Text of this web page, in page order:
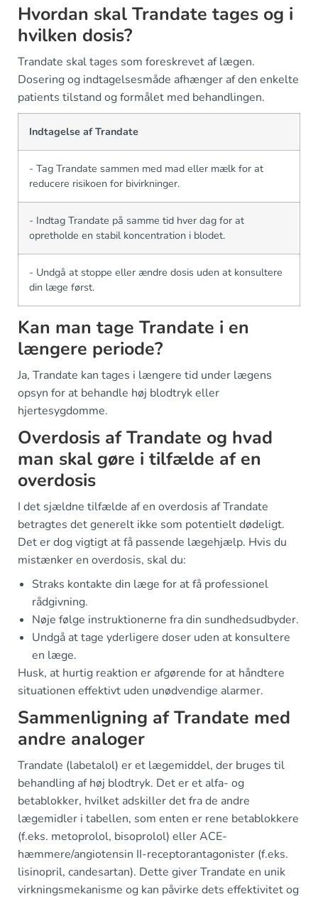
Hvordan skal Trandate tages og i
hvilken dosis?
Trandate skal tages som foreskrevet af lægen.
Dosering og indtagelsesmåde afhænger af den enkelte
patients tilstand og formålet med behandlingen.
Indtagelse af Trandate
- Tag Trandate sammen med mad eller mælk for at
reducere risikoen for bivirkninger.
- Indtag Trandate på samme tid hver dag for at
opretholde en stabil koncentration i blodet.
- Undgå at stoppe eller ændre dosis uden at konsultere
din læge først.
Kan man tage Trandate i en
længere periode?
Ja, Trandate kan tages i længere tid under lægens
opsyn for at behandle høj blodtryk eller
hjertesygdomme.
Overdosis af Trandate og hvad
man skal gøre i tilfælde af en
overdosis
I det sjældne tilfælde af en overdosis af Trandate
betragtes det generelt ikke som potentielt dødeligt.
Det er dog vigtigt at få passende lægehjælp. Hvis du
mistænker en overdosis, skal du:
Straks kontakte din læge for at få professionel
rådgivning.
Nøje følge instruktionerne fra din sundhedsudbyder.
Undgå at tage yderligere doser uden at konsultere
en læge.
Husk, at hurtig reaktion er afgørende for at håndtere
situationen effektivt uden unødvendige alarmer.
Sammenligning af Trandate med
andre analoger
Trandate (labetalol) er et lægemiddel, der bruges til
behandling af høj blodtryk. Det er et alfa- og
betablokker, hvilket adskiller det fra de andre
lægemidler i tabellen, som enten er rene betablokkere
(f.eks. metoprolol, bisoprolol) eller ACE-
hæmmere/angiotensin II-receptorantagonister (f.eks.
lisinopril, candesartan). Dette giver Trandate en unik
virkningsmekanisme og kan påvirke dets effektivitet og